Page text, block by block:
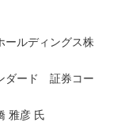
ールディングス株
ダード 証券コー
雅彦 氏